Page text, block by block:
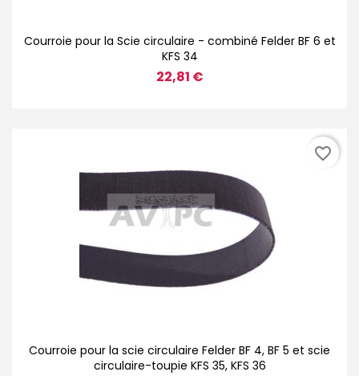
Courroie pour la Scie circulaire - combiné Felder BF 6 et
KFS 34
22,81 €
Courroie pour la scie circulaire Felder BF 4, BF 5 et scie
circulaire-toupie KFS 35, KFS 36
favorite_border